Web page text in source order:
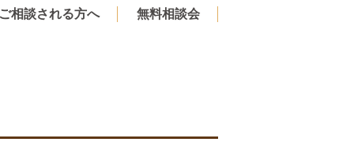
相談される方へ 無料相談会